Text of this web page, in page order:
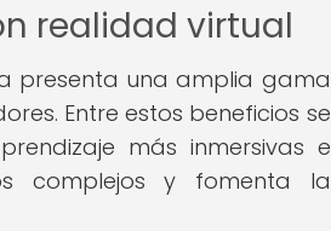
realidad virtual
presenta una amplia gama
Entre estos beneficios se
más inmersivas e
complejos y fomenta la